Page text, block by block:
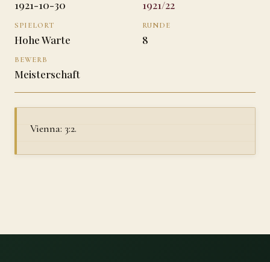
1921-10-30 1921/22
SPIELORT
Hohe Warte
RUNDE
8
BEWERB
Meisterschaft
Vienna: 3:2.